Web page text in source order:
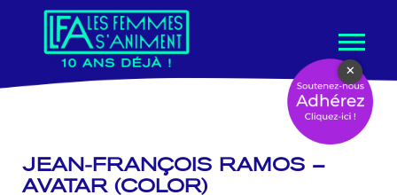
contenu
JEAN-FRANÇOIS RAMOS –
AVATAR (COLOR)
×